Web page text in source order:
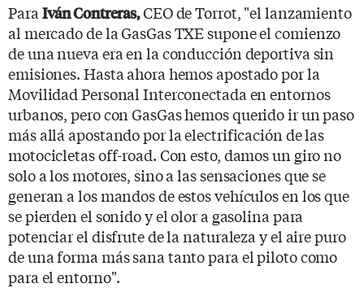
Para Iván Contreras,CEO de Torrot, "el lanzamiento
al mercado de la GasGas TXE supone el comienzo
de una nueva era en la conducción deportiva sin
emisiones. Hasta ahora hemos apostado por la
Movilidad Personal Interconectada en entornos
urbanos, pero con GasGas hemos querido ir un paso
más allá apostando por la electrificación de las
motocicletas off-road. Con esto, damos un giro no
solo a los motores, sino a las sensaciones que se
generan a los mandos de estos vehículos en los que
se pierden el sonido y el olor a gasolina para
potenciar el disfrute de la naturaleza y el aire puro
de una forma más sana tanto para el piloto como
para el entorno".